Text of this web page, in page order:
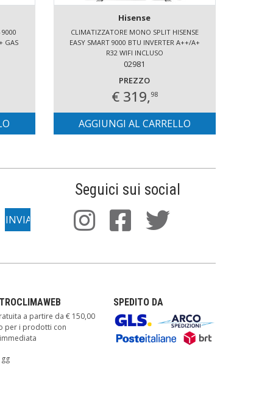
GAS
Hisense
CLIMATIZZATORE MONO SPLIT HISENSE
EASY SMART 9000 BTU INVERTER A++/A+
R32 WIFI INCLUSO
02981
PREZZO
€ 319,98
AGGIUNGI AL CARRELLO
Seguici sui social
a partire da € 150,00
per i prodotti con
SPEDITO DA